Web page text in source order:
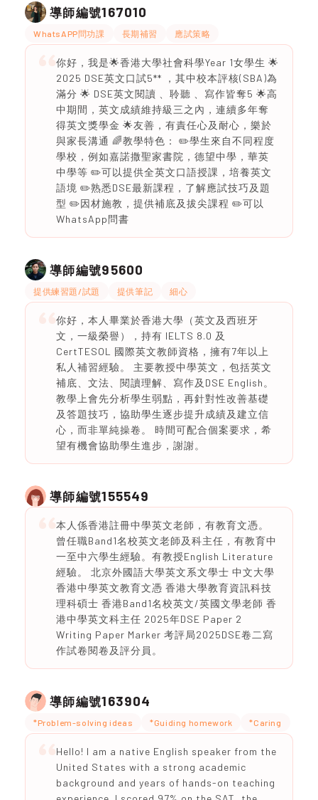
導師編號167010
WhatsAPP問功課 長期補習 應試策略
你好，我是🌟香港大學社會科學Year 1女學生 🌟
2025 DSE英文口試5** ，其中校本評核(SBA)為
滿分 🌟 DSE英文閱讀 、聆聽 、寫作皆奪5 🌟高
中期間，英文成績維持級三之內，連續多年奪
得英文獎學金 🌟友善，有責任心及耐心，樂於
與家長溝通 🌈教學特色： ✏️學生來自不同程度
學校，例如嘉諾撒聖家書院，德望中學，華英
中學等 ✏️可以提供全英文口語授課，培養英文
語境 ✏️熟悉DSE最新課程，了解應試技巧及題
型 ✏️因材施教，提供補底及拔尖課程 ✏️可以
WhatsApp問書
導師編號95600
提供練習題/試題 提供筆記 細心
你好，本人畢業於香港大學（英文及西班牙
文，一級榮譽），持有 IELTS 8.0 及
CertTESOL 國際英文教師資格，擁有7年以上
私人補習經驗。 主要教授中學英文，包括英文
補底、文法、閱讀理解、寫作及DSE English。
教學上會先分析學生弱點，再針對性改善基礎
及答題技巧，協助學生逐步提升成績及建立信
心，而非單純操卷。 時間可配合個案要求，希
望有機會協助學生進步，謝謝。
導師編號155549
本人係香港註冊中學英文老師，有教育文憑。
曾任職Band1名校英文老師及科主任，有教育中
一至中六學生經驗。有教授English Literature
經驗。 北京外國語大學英文系文學士 中文大學
香港中學英文教育文憑 香港大學教育資訊科技
理科碩士 香港Band1名校英文/英國文學老師 香
港中學英文科主任 2025年DSE Paper 2
Writing Paper Marker 考評局2025DSE卷二寫
作試卷閱卷及評分員。
導師編號163904
*Problem-solving ideas *Guiding homework *Caring
Hello! I am a native English speaker from the
United States with a strong academic
background and years of hands-on teaching